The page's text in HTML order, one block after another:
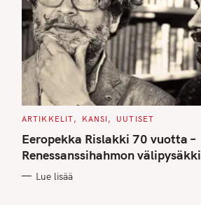
C
T
E
G
O
I
ARTIKKELIT KANSI UUTISET
Eeropekka Rislakki 70 vuotta –
Renessanssihahmon välipysäkki
Lue lisää